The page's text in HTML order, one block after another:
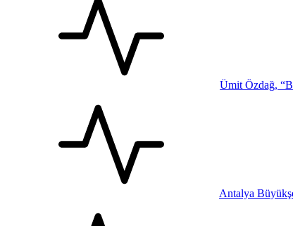
Ümit Özdağ,
Antalya